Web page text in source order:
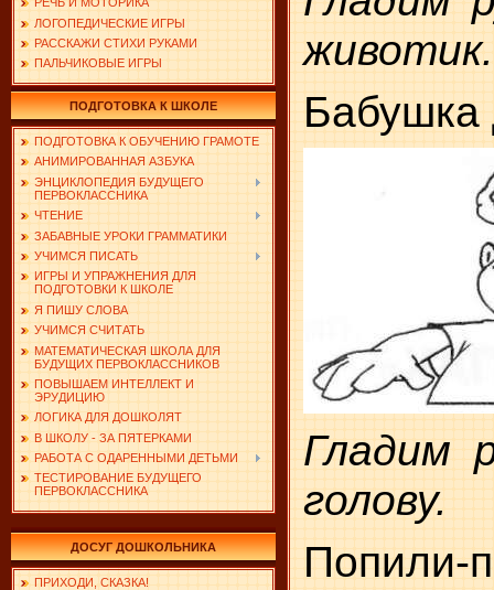
ЛОГОПЕДИЧЕСКИЕ ИГРЫ
РАССКАЖИ СТИХИ РУКАМИ
ПАЛЬЧИКОВЫЕ ИГРЫ
ПОДГОТОВКА К ШКОЛЕ
ПОДГОТОВКА К ОБУЧЕНИЮ ГРАМОТЕ
АНИМИРОВАННАЯ АЗБУКА
ЭНЦИКЛОПЕДИЯ БУДУЩЕГО
ПЕРВОКЛАССНИКА
ЧТЕНИЕ
ЗАБАВНЫЕ УРОКИ ГРАММАТИКИ
УЧИМСЯ ПИСАТЬ
ИГРЫ И УПРАЖНЕНИЯ ДЛЯ
ПОДГОТОВКИ К ШКОЛЕ
Я ПИШУ СЛОВА
УЧИМСЯ СЧИТАТЬ
МАТЕМАТИЧЕСКАЯ ШКОЛА ДЛЯ
БУДУЩИХ ПЕРВОКЛАССНИКОВ
ПОВЫШАЕМ ИНТЕЛЛЕКТ И
ЭРУДИЦИЮ
ЛОГИКА ДЛЯ ДОШКОЛЯТ
В ШКОЛУ - ЗА ПЯТЕРКАМИ
РАБОТА С ОДАРЕННЫМИ ДЕТЬМИ
ТЕСТИРОВАНИЕ БУДУЩЕГО
ПЕРВОКЛАССНИКА
ДОСУГ ДОШКОЛЬНИКА
ПРИХОДИ, СКАЗКА!
животик.
Бабушка
Гладим
голову.
Попили-